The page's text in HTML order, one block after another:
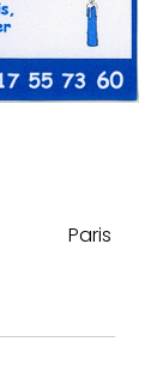
Paris